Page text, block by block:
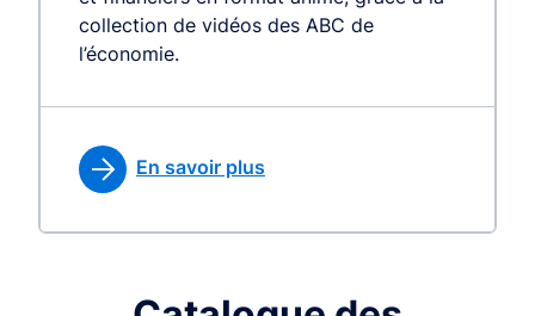
collection de vidéos des ABC de
l’économie.
En savoir plus